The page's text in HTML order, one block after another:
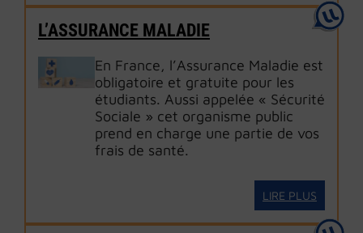
L’ASSURANCE MALADIE
En France, l’Assurance Maladie est
obligatoire et gratuite pour les
étudiants. Aussi appelée « Sécurité
Sociale » cet organisme public
prend en charge une partie de vos
frais de santé.
LIRE PLUS